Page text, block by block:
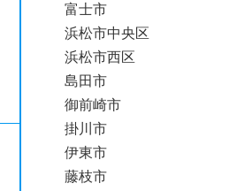
富士市
浜松市中央区
浜松市西区
島田市
御前崎市
掛川市
伊東市
藤枝市